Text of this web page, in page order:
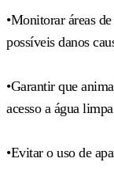
•Monitorar áreas
possíveis danos
•Garantir que
acesso a água
•Evitar o uso de